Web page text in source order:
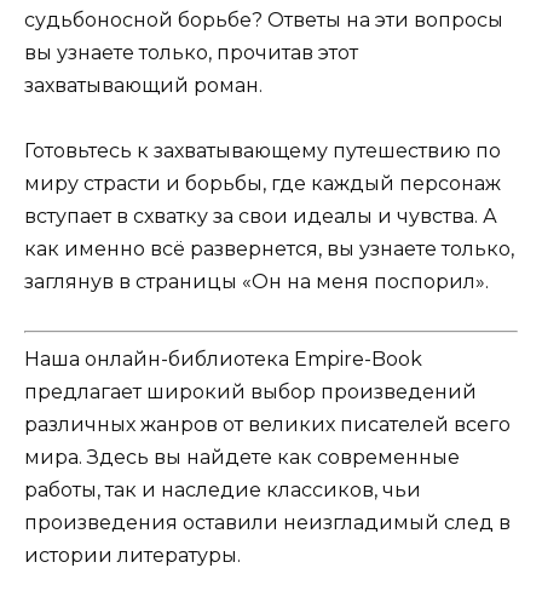
судьбоносной борьбе? Ответы на эти вопросы
вы узнаете только, прочитав этот
захватывающий роман.
Готовьтесь к захватывающему путешествию по
миру страсти и борьбы, где каждый персонаж
вступает в схватку за свои идеалы и чувства. А
как именно всё развернется, вы узнаете только,
заглянув в страницы «Он на меня поспорил».
Наша онлайн-библиотека Empire-Book
предлагает широкий выбор произведений
различных жанров от великих писателей всего
мира. Здесь вы найдете как современные
работы, так и наследие классиков, чьи
произведения оставили неизгладимый след в
истории литературы.